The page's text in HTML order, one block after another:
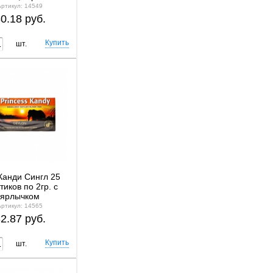
14549
руб.
шт.
Сингл 25
по 2гр. с
ярлычком
14565
руб.
шт.